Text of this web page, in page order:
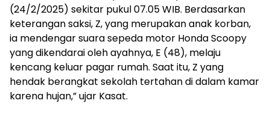
(24/2/2025) sekitar pukul 07.05 WIB. Berdasarkan
keterangan saksi, Z, yang merupakan anak korban,
ia mendengar suara sepeda motor Honda Scoopy
yang dikendarai oleh ayahnya, E (48), melaju
kencang keluar pagar rumah. Saat itu, Z yang
hendak berangkat sekolah tertahan di dalam kamar
karena hujan,” ujar Kasat.